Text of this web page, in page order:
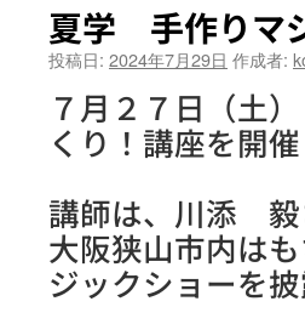
夏学 手作りマ
投稿日: 2024年7月29日 作成者:
７月２７日（土
くり！講座を開催
講師は、川添 毅
大阪狭山市内は
ジックショーを